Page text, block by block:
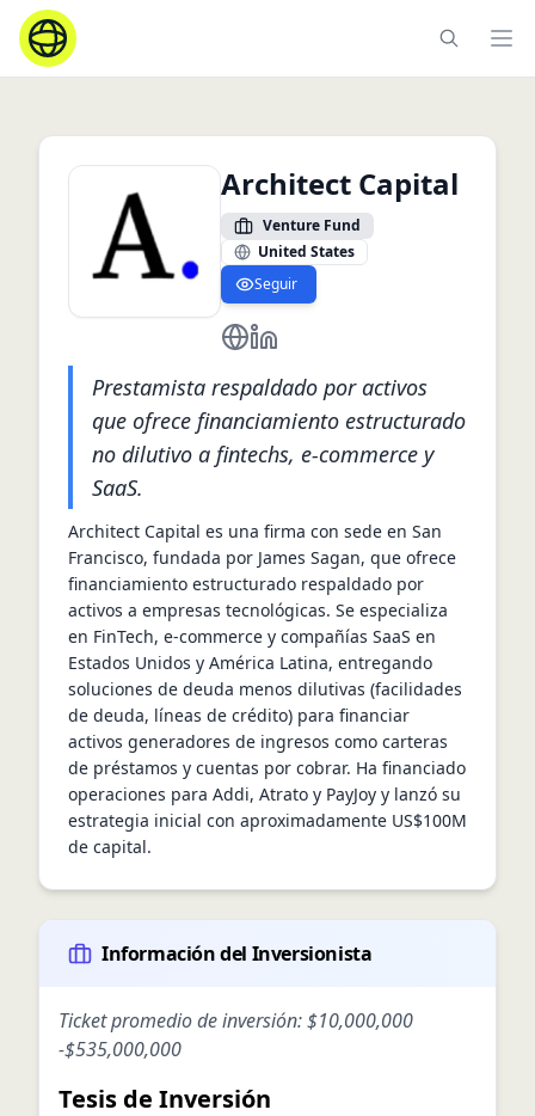
Architect Capital
Venture Fund
United States
Seguir
https://www.architectcap.io/
https://www.linkedin.com/
Prestamista respaldado por activos
que ofrece financiamiento estructurado
no dilutivo a fintechs, e‑commerce y
SaaS.
Architect Capital es una firma con sede en San
Francisco, fundada por James Sagan, que ofrece
financiamiento estructurado respaldado por
activos a empresas tecnológicas. Se especializa
en FinTech, e‑commerce y compañías SaaS en
Estados Unidos y América Latina, entregando
soluciones de deuda menos dilutivas (facilidades
de deuda, líneas de crédito) para financiar
activos generadores de ingresos como carteras
de préstamos y cuentas por cobrar. Ha financiado
operaciones para Addi, Atrato y PayJoy y lanzó su
estrategia inicial con aproximadamente US$100M
de capital.
Información del Inversionista
Ticket promedio de inversión:$10,000,000
-$535,000,000
Tesis de Inversión